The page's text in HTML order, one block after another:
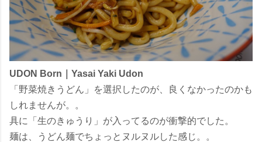
UDON Born｜Yasai Yaki Udon
「野菜焼きうどん」を選択したのが、良くなかったのかも
しれませんが。。
具に「生のきゅうり」が入ってるのが衝撃的でした。
麺は、うどん麺でちょっとヌルヌルした感じ。。